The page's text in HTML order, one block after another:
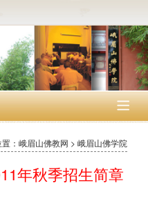

置：峨眉山佛教网 > 峨眉山佛学院
年秋季招生简章